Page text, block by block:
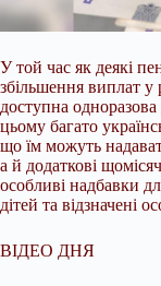
У той час як деякі
збільшення виплат у
доступна
цьому багато
що їм можуть
а й додаткові
особливі надбавки
дітей та відзначені
ВІДЕО ДНЯ